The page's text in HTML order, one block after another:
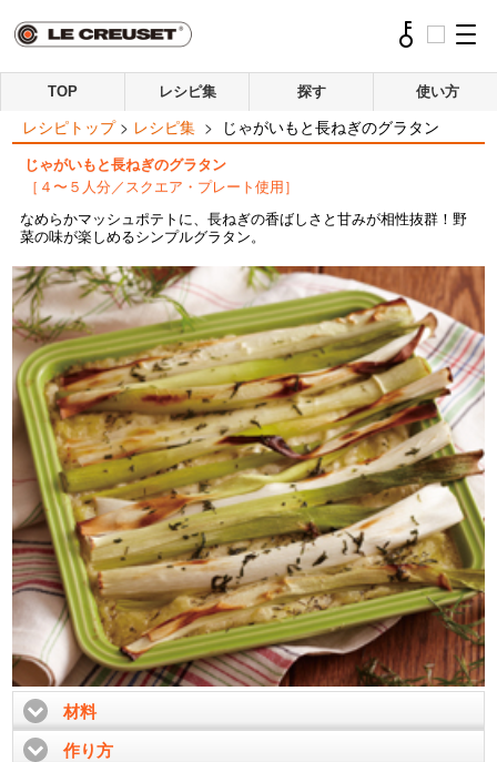
TOP レシピ集 探す 使い方
レシピトップ > レシピ集 > じゃがいもと長ねぎのグラタン
じゃがいもと長ねぎのグラタン
［４〜５人分／スクエア・プレート使用］
なめらかマッシュポテトに、長ねぎの香ばしさと甘みが相性抜群！野
菜の味が楽しめるシンプルグラタン。
材料click to expand contents
作り方